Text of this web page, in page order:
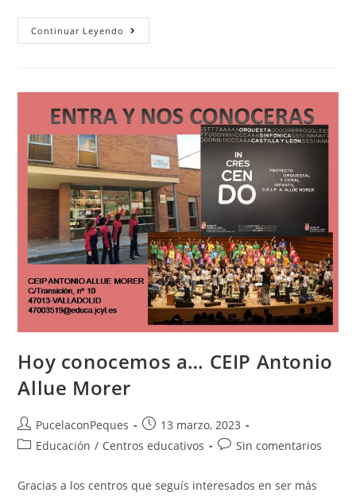
Continuar Leyendo
Hoy conocemos a… CEIP Antonio
Allue Morer
PucelaconPeques
13 marzo, 2023
Educación / Centros educativos Sin comentarios
Gracias a los centros que seguís interesados en ser más